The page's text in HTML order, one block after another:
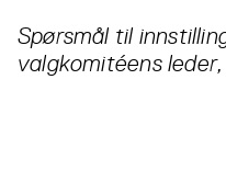
Spørsmål til
valgkomitéens